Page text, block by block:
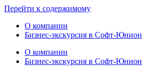
Перейти к содержимому
О компании
Бизнес-экскурсия в Софт-Юнион
О компании
Бизнес-экскурсия в Софт-Юнион